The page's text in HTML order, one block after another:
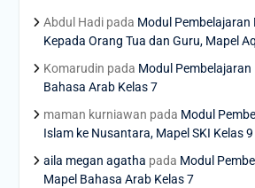
Abdul Hadipada Modul Pembelajaran
Kepada Orang Tua dan Guru, Mapel
Komarudin pada Modul Pembelajaran
Bahasa Arab Kelas 7
maman kurniawan pada Modul
Islam ke Nusantara, Mapel SKI Kelas 9
aila megan agatha pada Modul
Mapel Bahasa Arab Kelas 7